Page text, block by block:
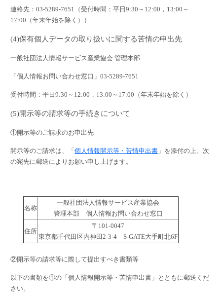
連絡先：03-5289-7651 （受付時間：平日9:30 ～ 12:00 ， 13:00 ～
17:00 （年末年始を除く））
(4)保有個人データの取り扱いに関する苦情の申出先
一般社団法人情報サービス産業協会 管理本部
「個人情報お問い合わせ窓口」03-5289-7651
受付時間：平日9:30 ～ 12:00 ， 13:00 ～ 17:00 （年末年始を除く）
(5)開示等の請求等の手続きについて
①開示等のご請求のお申出先
開示等のご請求は、「個人情報開示等・苦情申出書 」を添付の上、次
の宛先に郵送によりお願い申し上げます。
名称
一般社団法人情報サービス産業協会
管理本部 個人情報お問い合わせ窓口
住所
〒101-0047
東京都千代田区内神田2-3-4 S-GATE大手町北6F
②開示等の請求等に際して提出すべき書類等
以下の書類を①の「個人情報開示等・苦情申出書」とともに郵送くだ
さい。